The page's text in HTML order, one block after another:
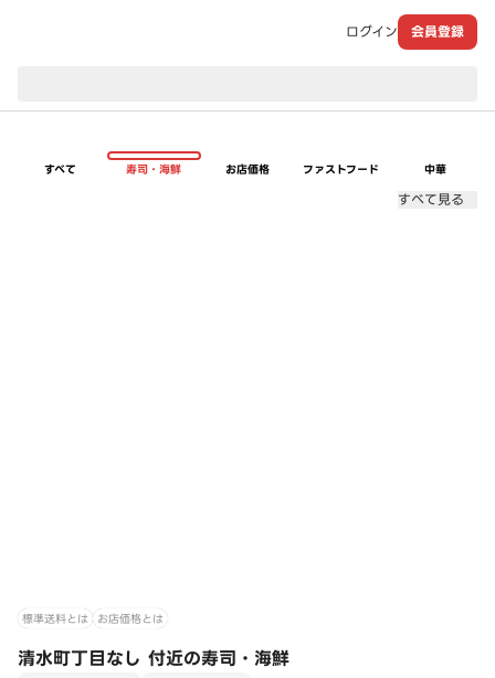
ログイン 会員登録
すべて 寿司・海鮮 お店価格 ファストフード 中華
すべて見る
標準送料とは お店価格とは
清水町丁目なし 付近の寿司・海鮮